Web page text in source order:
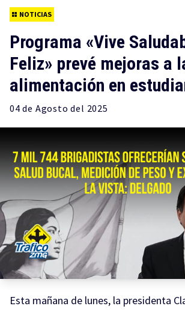
NOTICIAS
Programa «Vive
Feliz» prevé mejoras a
alimentación en
04 de Agosto del 2025
Esta mañana de lunes, la presidenta